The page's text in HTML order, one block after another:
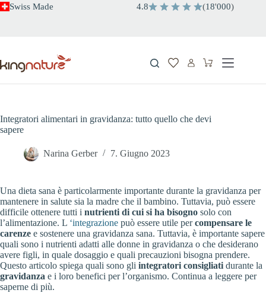
SaltaSwiss Made 4.8 (18'000)
Carrello
Integratori alimentari in gravidanza: tutto quello che devi
sapere
Narina Gerber 7. Giugno 2023
Una dieta sana è particolarmente importante durante la gravidanza per
mantenere in salute sia la madre che il bambino. Tuttavia, può essere
difficile ottenere tutti i nutrienti di cui si ha bisogno solo con
l’alimentazione. L ‘integrazione può essere utile percompensare le
carenze e sostenere una gravidanza sana. Tuttavia, è importante sapere
quali sono i nutrienti adatti alle donne in gravidanza o che desiderano
avere figli, in quale dosaggio e quali precauzioni bisogna prendere.
Questo articolo spiega quali sono gli integratori consigliati durante la
gravidanza e i loro benefici per l’organismo. Continua a leggere per
saperne di più.